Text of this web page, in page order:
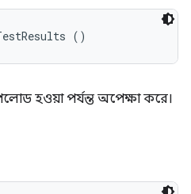
()
হওয়া পর্যন্ত অপেক্ষা করে।